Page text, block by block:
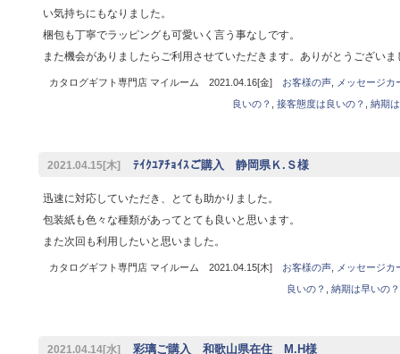
い気持ちにもなりました。
梱包も丁寧でラッピングも可愛いく言う事なしです。
また機会がありましたらご利用させていただきます。ありがとうございま
カタログギフト専門店 マイルーム 2021.04.16[金] お客様の声,
メッセージ
良いの？
接客態度は良いの？ 納期
2021.04.15[木] ﾃｲｸﾕｱﾁｮｲｽご購入 静岡県Ｋ.Ｓ様
迅速に対応していただき、とても助かりました。
包装紙も色々な種類があってとても良いと思います。
また次回も利用したいと思いました。
カタログギフト専門店 マイルーム 2021.04.15[木] お客様の声,
メッセージ
良いの？
納期は早いの？
2021.04.14[水] 彩璃ご購入 和歌山県在住 M.H様